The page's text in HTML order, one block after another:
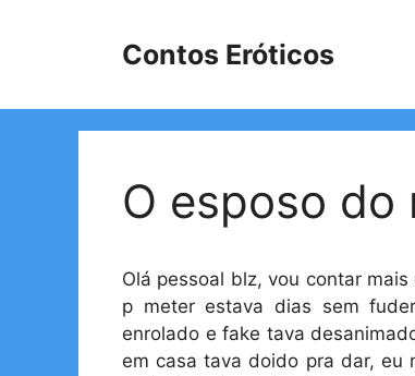
Contos Eróticos
O esposo do
Olá pessoal blz, vou contar
p meter estava dias sem
enrolado e fake tava
em casa tava doido pra dar, eu